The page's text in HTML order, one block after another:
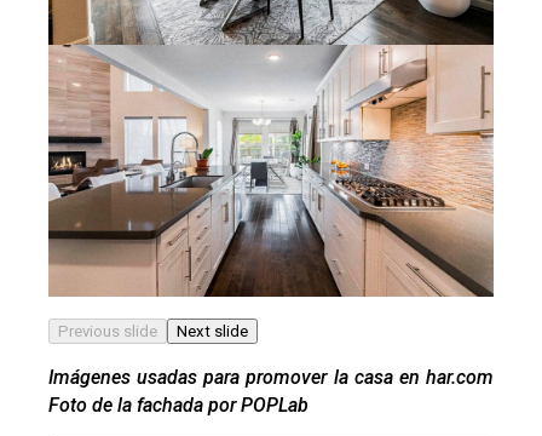
Previous slide Next slide
Imágenes usadas para promover la casa en har.com
Foto de la fachada por POPLab